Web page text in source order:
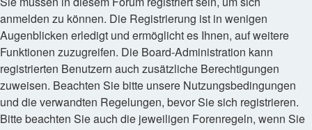
anmelden zu können. Die Registrierung ist in wenigen
Augenblicken erledigt und ermöglicht es Ihnen, auf weitere
Funktionen zuzugreifen. Die Board-Administration kann
registrierten Benutzern auch zusätzliche Berechtigungen
zuweisen. Beachten Sie bitte unsere Nutzungsbedingungen
und die verwandten Regelungen, bevor Sie sich registrieren.
Bitte beachten Sie auch die jeweiligen Forenregeln, wenn Sie